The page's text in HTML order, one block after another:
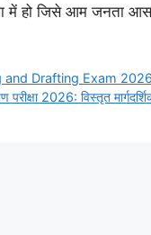
में हो जिसे आम जनता
Drafting Exam
2026: विस्तृत